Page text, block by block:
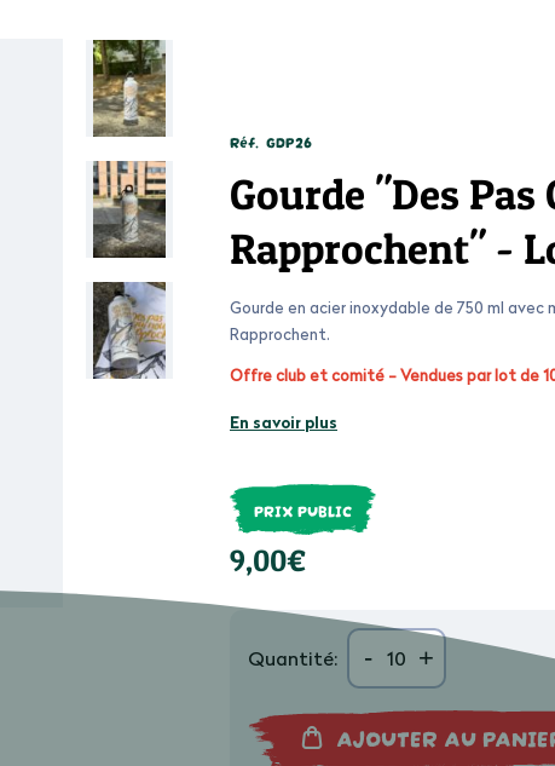
Réf. GDP26
Gourde "Des Pas
Rapprochent" -
Gourde en acier inoxydable de 750 ml avec
Rapprochent.
Offre club et comité - Vendues par lot de
En savoir plus
PRIX PUBLIC
9,00€
Quantité: - +
AJOUTER AU